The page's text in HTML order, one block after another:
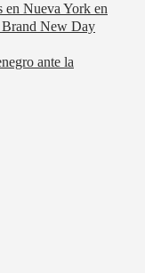
en Nueva York en
Brand New Day
ante la